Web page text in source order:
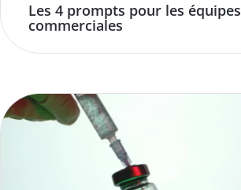
Les 4 prompts pour les équipes
commerciales